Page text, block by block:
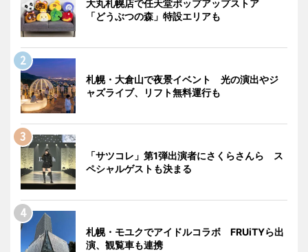
大丸札幌店で任天堂ポップアップストア
「どうぶつの森」特設エリアも
札幌・大倉山で夜景イベント 光の演出やジ
ャズライブ、リフト無料運行も
「サツコレ」第1弾出演者にさくらさんら ス
ペシャルゲストも決まる
札幌・モユクでアイドルコラボ FRUiTYら出
演、観覧車も連携